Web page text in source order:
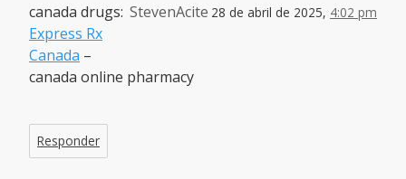
StevenAcite 28 de abril de 2025, 4:02 pm
canada drugs:
Express Rx
Canada –
canada online pharmacy
Responder